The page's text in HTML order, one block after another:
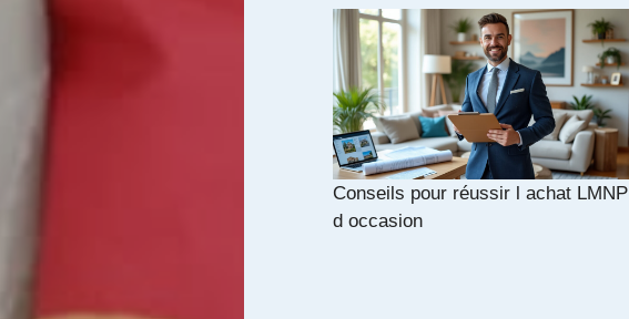
Conseils pour réussir l achat LMNP
d occasion